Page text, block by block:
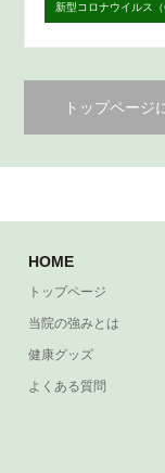
新型コロナウイルス
トップページ
HOME
トップページ
当院の強みとは
健康グッズ
よくある質問